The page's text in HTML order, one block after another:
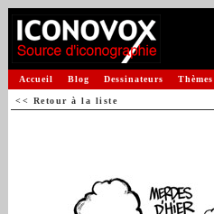
Accueil Blog Dessinateurs Thèmes
<< Retour à la liste